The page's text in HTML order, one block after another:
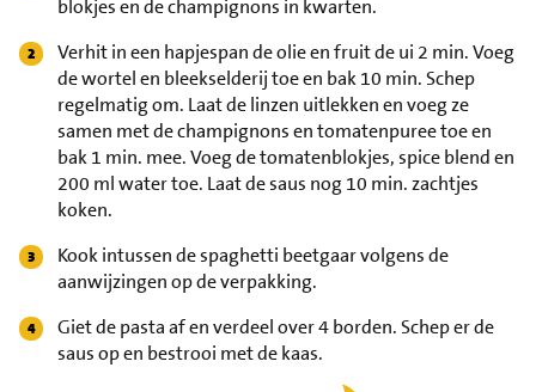
blokjes en de champignons in kwarten.
Verhit in een hapjespan de olie en fruit de ui 2 min. Voeg
de wortel en bleekselderij toe en bak 10 min. Schep
regelmatig om. Laat de linzen uitlekken en voeg ze
samen met de champignons en tomatenpuree toe en
bak 1 min. mee. Voeg de tomatenblokjes, spice blend en
200 ml water toe. Laat de saus nog 10 min. zachtjes
koken.
Kook intussen de spaghetti beetgaar volgens de
aanwijzingen op de verpakking.
Giet de pasta af en verdeel over 4 borden. Schep er de
saus op en bestrooi met de kaas.